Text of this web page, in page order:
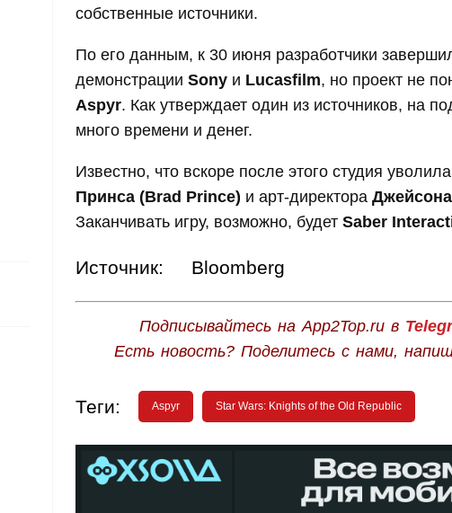
собственные источники.
По его данным, к 30 июня разработчики
демонстрации Sony и Lucasfilm, но проект не
Aspyr. Как утверждает один из источников, на
много времени и денег.
Известно, что вскоре после этого студия
Принса (Brad Prince) и арт-директора
Заканчивать игру, возможно, будет Saber
Источник: Bloomberg
Подписывайтесь на App2Top.ru в
Есть новость? Поделитесь с нами,
Теги: Aspyr Star Wars: Knights of the Old Republic